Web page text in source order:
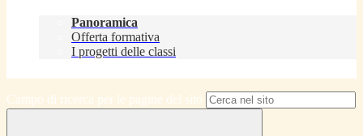
Panoramica
Offerta formativa
I progetti delle classi
Campo di ricerca per le pagine del sito